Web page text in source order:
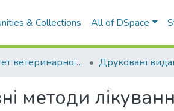
& Collections All of DSpace
Факультет ветеринарної медицини
методи